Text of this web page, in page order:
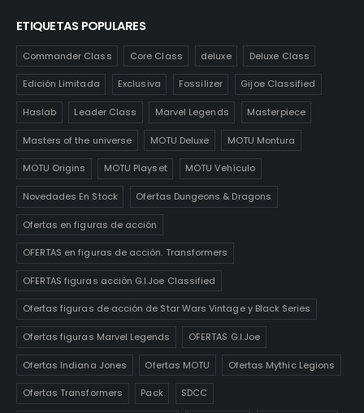
ETIQUETAS POPULARES
Commander Class Core Class deluxe Deluxe Class
Edición Limitada Exclusiva Fossilizer Gijoe Classified
Haslab Leader Class Marvel Legends Masterpiece
Masters of the universe MOTU Deluxe MOTU Montura
MOTU Origins MOTU Playset MOTU Vehículo
Novedades En Stock Ofertas Dungeons & Dragons
Ofertas en figuras de acción
OFERTAS en figuras de acción. Transformers
OFERTAS figuras acción G.I.Joe Classified
Ofertas figuras de acción de Star Wars Vintage y Black Series
Ofertas figuras Marvel Legends OFERTAS G.I.Joe
Ofertas Indiana Jones Ofertas MOTU Ofertas Mythic Legions
Ofertas Transformers Pack SDCC